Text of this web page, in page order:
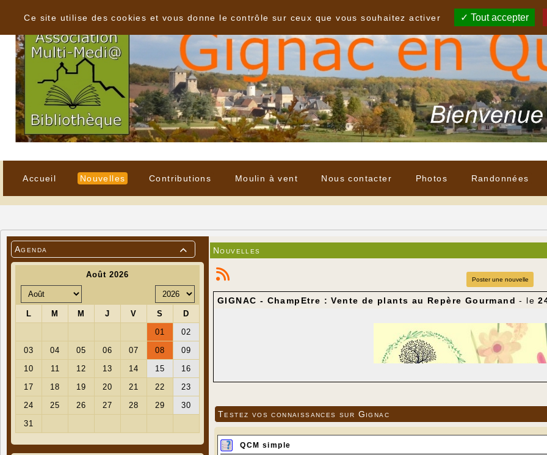
Accueil Nouvelles Contributions Moulin à vent Nous contacter Photos Randonnées

Agenda Nouvelles
Poster une nouvelle
GIGNAC - ChampEtre : Vente de plants au Repère Gourmand - le
Testez vos connaissances sur Gignac
QCM simple
Ce site utilise des cookies et vous donne le contrôle sur ceux que vous souhaitez activer
Tout accepter